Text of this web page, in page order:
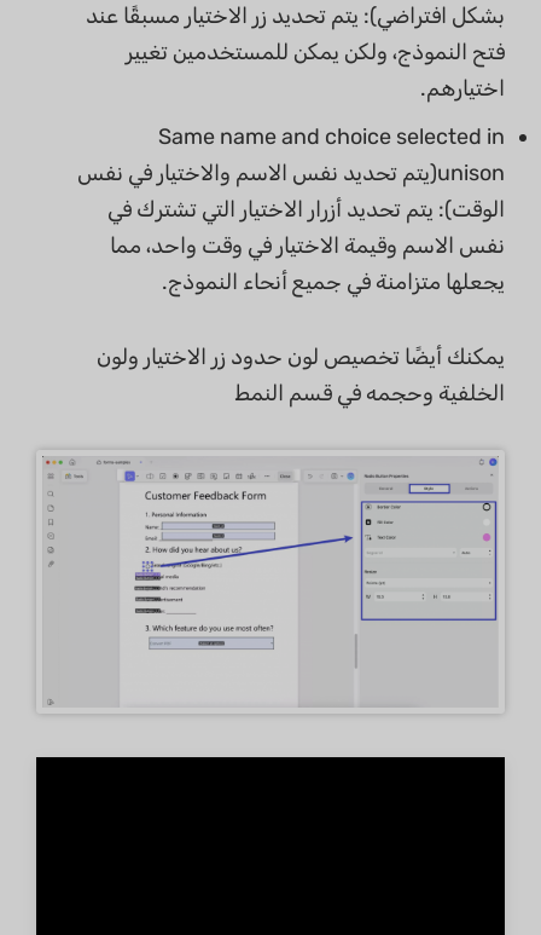
بشكل افتراضي): يتم تحديد زر الاختيار مسبقًا عند
فتح النموذج، ولكن يمكن للمستخدمين تغيير
اختيارهم.
Same name and choice selected in
unison(يتم تحديد نفس الاسم والاختيار في نفس
الوقت): يتم تحديد أزرار الاختيار التي تشترك في
نفس الاسم وقيمة الاختيار في وقت واحد، مما
يجعلها متزامنة في جميع أنحاء النموذج.
يمكنك أيضًا تخصيص لون حدود زر الاختيار ولون
الخلفية وحجمه في قسم النمط